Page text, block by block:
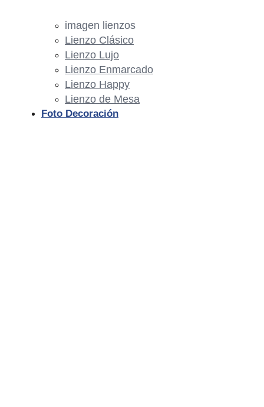
imagen lienzos
Lienzo Clásico
Lienzo Lujo
Lienzo Enmarcado
Lienzo Happy
Lienzo de Mesa
Foto Decoración